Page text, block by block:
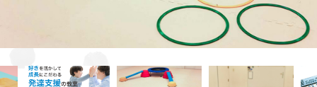
入会までの流れ
児童福祉法に基づき運営している福祉サービスで
ス（小学1年～高校3年）に分かれており、受給者証を
JR「高槻駅」南口より徒歩9分
平日10:00～17:00／祝日除く